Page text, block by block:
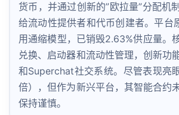
货币，并通过创新的”欧拉量”分配机
给流动性提供者和代币创建者。平台
用通缩模型，已销毁2.63%供应量。
兑换、启动器和流动性管理，创新功
和Superchat社交系统。尽管表现亮
倍），但作为新兴平台，其智能合约
保持谨慎。